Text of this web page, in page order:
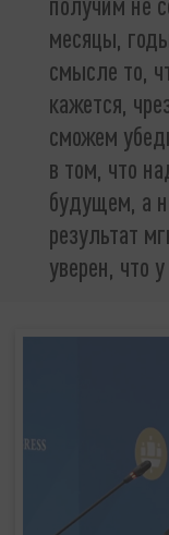
месяцы,
смысле то,
кажется,
сможем
в том, что
будущем, а
результат
уверен, что